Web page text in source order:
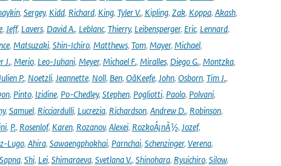
, Sergey, Kidd, Richard, King, Tyler V., Kipling, Zak, Koppa, Akash,
, Jeff, Lavers, David A., Leblanc, Thierry, Leibensperger, Eric, Lennard,
, Matsuzaki, Shin-Ichiro, Matthews, Tom, Mayer, Michael,
J., Merio, Leo-Juhani, Meyer, Michael F., Miralles, Diego G., Montzka,
P., Noetzli, Jeannette, Noll, Ben, OâKeefe, John, Osborn, Tim J.,
, Pinto, Izidine, Po-Chedley, Stephen, Pogliotti, Paolo, Polvani,
, Samuel, Ricciardulli, Lucrezia, Richardson, Andrew D., Robinson,
, P., Rosenlof, Karen, Rozanov, Alexei, RozkoÅ¡nÃ½, Jozef,
Lugo, Ahira, Sawaengphokhai, Parnchai, Schenzinger, Verena,
Sapna, Shi, Lei, Shimaraeva, Svetlana V., Shinohara, Ryuichiro, Silow,